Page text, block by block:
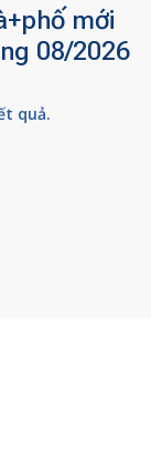
mới
08/2026
quả.